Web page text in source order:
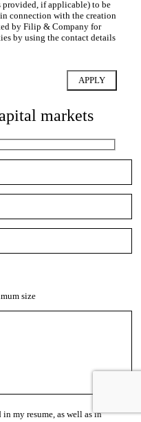
provided, if applicable) to be
connection with the creation
by Filip & Company for
by using the contact details
markets
size
my resume, as well as in